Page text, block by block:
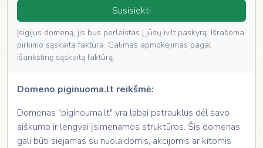
Susisiekti
Įsigijus domeną, jis bus perleistas į jūsų iv.lt paskyrą. Išrašoma
pirkimo sąskaita faktūra. Galimas apmokėjimas pagal
išankstinę sąskaitą faktūrą.
Domeno piginuoma.lt reikšmė:
Domenas "piginouma.lt" yra labai patrauklus dėl savo
aiškumo ir lengvai įsimenamos struktūros. Šis domenas
gali būti siejamas su nuolaidomis, akcijomis ar kitomis